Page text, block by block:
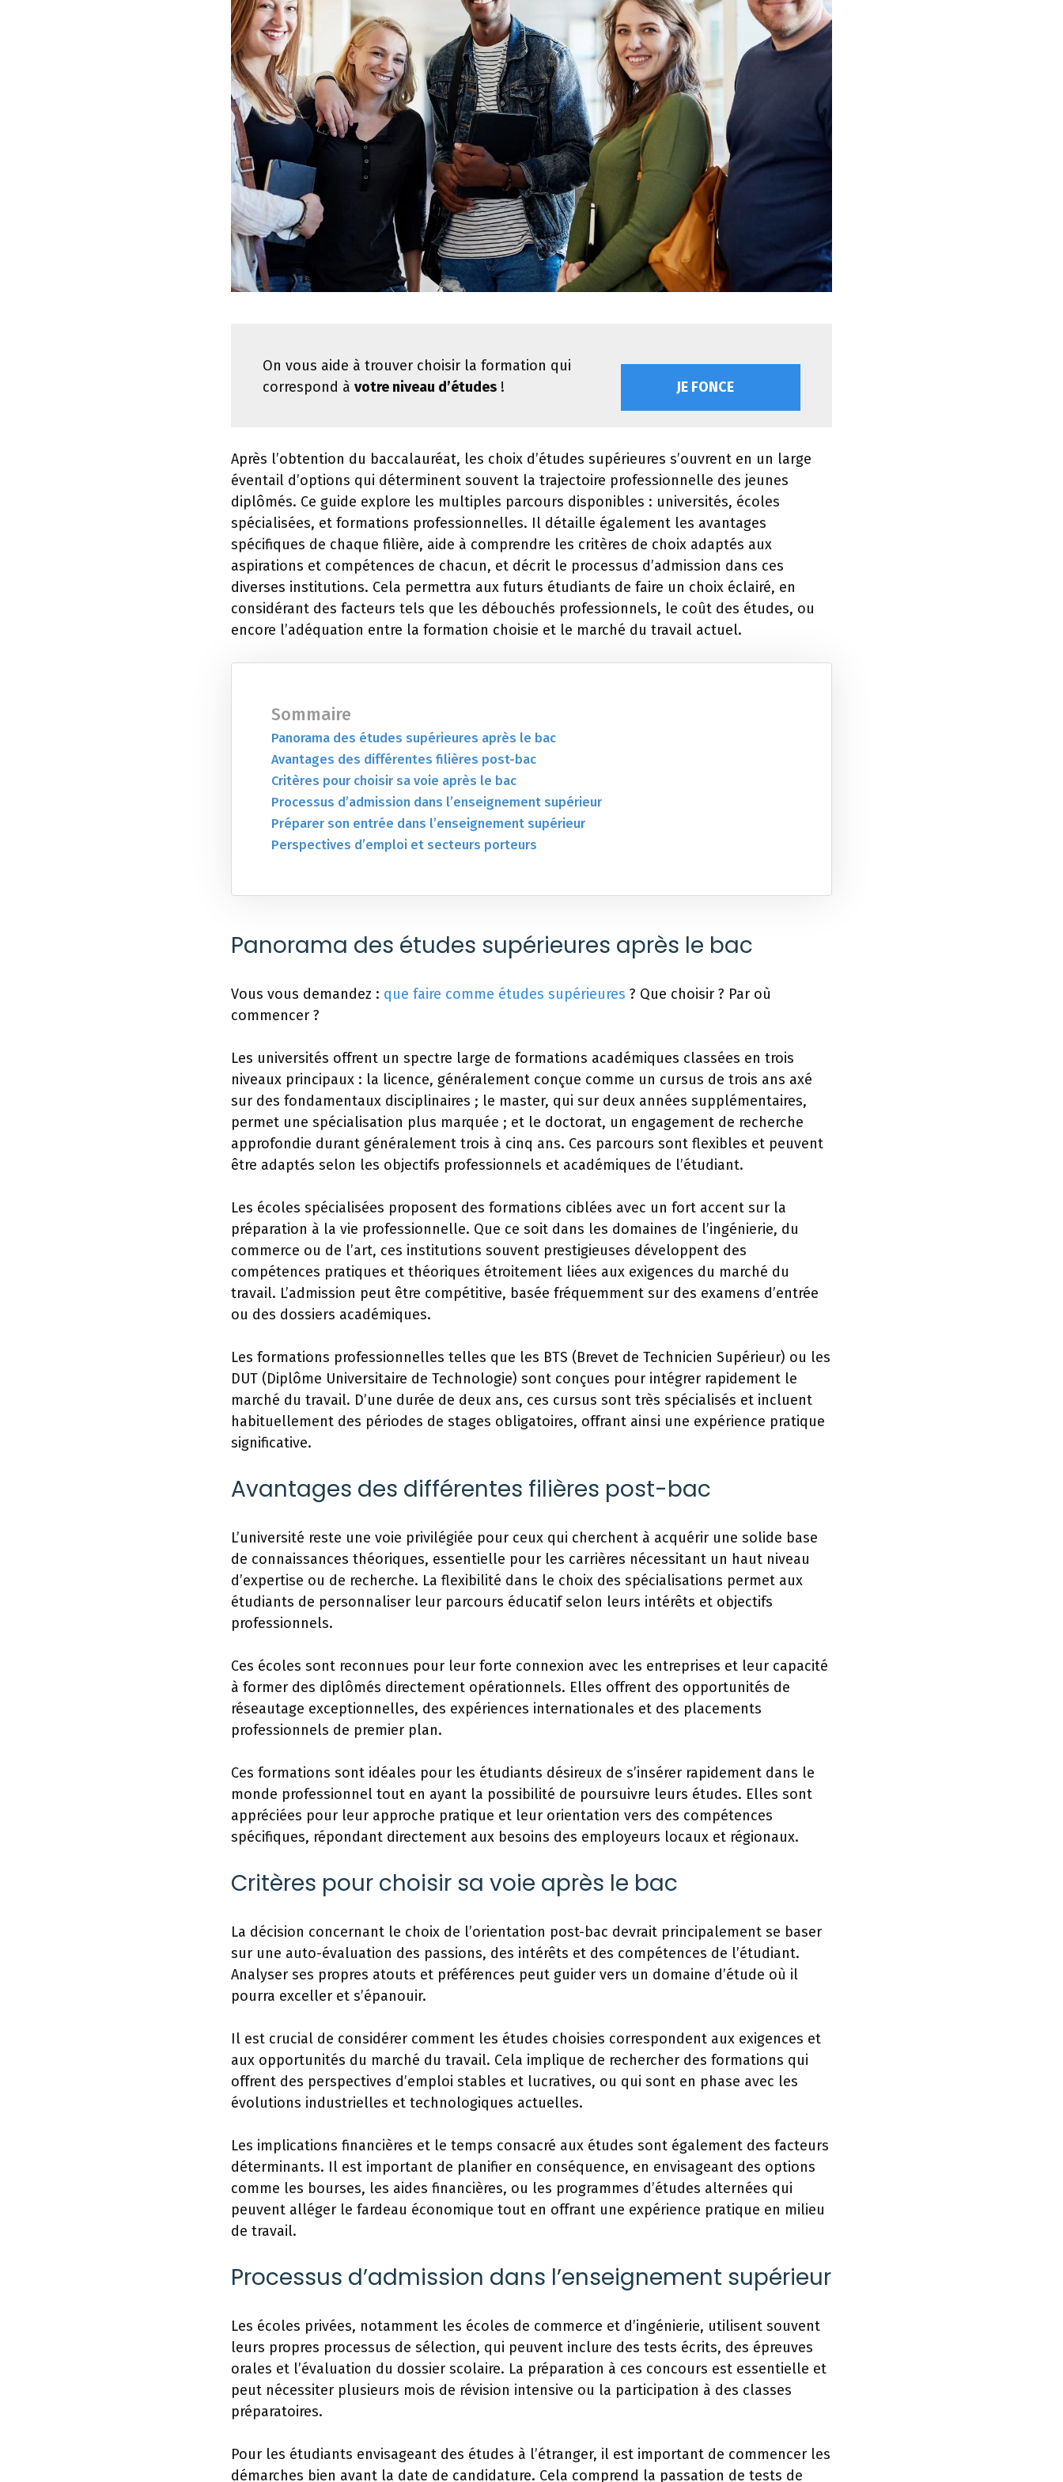
On vous aide à trouver choisir la formation qui
correspond à votre niveau d’études ! JE FONCE
Après l’obtention du baccalauréat, les choix d’études supérieures s’ouvrent en un large
éventail d’options qui déterminent souvent la trajectoire professionnelle des jeunes
diplômés. Ce guide explore les multiples parcours disponibles : universités, écoles
spécialisées, et formations professionnelles. Il détaille également les avantages
spécifiques de chaque filière, aide à comprendre les critères de choix adaptés aux
aspirations et compétences de chacun, et décrit le processus d’admission dans ces
diverses institutions. Cela permettra aux futurs étudiants de faire un choix éclairé, en
considérant des facteurs tels que les débouchés professionnels, le coût des études, ou
encore l’adéquation entre la formation choisie et le marché du travail actuel.
Sommaire
Panorama des études supérieures après le bac
Avantages des différentes filières post-bac
Critères pour choisir sa voie après le bac
Processus d’admission dans l’enseignement supérieur
Préparer son entrée dans l’enseignement supérieur
Perspectives d’emploi et secteurs porteurs
Panorama des études supérieures après le bac
Vous vous demandez : que faire comme études supérieures ? Que choisir ? Par où
commencer ?
Les universités offrent un spectre large de formations académiques classées en trois
niveaux principaux : la licence, généralement conçue comme un cursus de trois ans axé
sur des fondamentaux disciplinaires ; le master, qui sur deux années supplémentaires,
permet une spécialisation plus marquée ; et le doctorat, un engagement de recherche
approfondie durant généralement trois à cinq ans. Ces parcours sont flexibles et peuvent
être adaptés selon les objectifs professionnels et académiques de l’étudiant.
Les écoles spécialisées proposent des formations ciblées avec un fort accent sur la
préparation à la vie professionnelle. Que ce soit dans les domaines de l’ingénierie, du
commerce ou de l’art, ces institutions souvent prestigieuses développent des
compétences pratiques et théoriques étroitement liées aux exigences du marché du
travail. L’admission peut être compétitive, basée fréquemment sur des examens d’entrée
ou des dossiers académiques.
Les formations professionnelles telles que les BTS (Brevet de Technicien Supérieur) ou les
DUT (Diplôme Universitaire de Technologie) sont conçues pour intégrer rapidement le
marché du travail. D’une durée de deux ans, ces cursus sont très spécialisés et incluent
habituellement des périodes de stages obligatoires, offrant ainsi une expérience pratique
significative.
Avantages des différentes filières post-bac
L’université reste une voie privilégiée pour ceux qui cherchent à acquérir une solide base
de connaissances théoriques, essentielle pour les carrières nécessitant un haut niveau
d’expertise ou de recherche. La flexibilité dans le choix des spécialisations permet aux
étudiants de personnaliser leur parcours éducatif selon leurs intérêts et objectifs
professionnels.
Ces écoles sont reconnues pour leur forte connexion avec les entreprises et leur capacité
à former des diplômés directement opérationnels. Elles offrent des opportunités de
réseautage exceptionnelles, des expériences internationales et des placements
professionnels de premier plan.
Ces formations sont idéales pour les étudiants désireux de s’insérer rapidement dans le
monde professionnel tout en ayant la possibilité de poursuivre leurs études. Elles sont
appréciées pour leur approche pratique et leur orientation vers des compétences
spécifiques, répondant directement aux besoins des employeurs locaux et régionaux.
Critères pour choisir sa voie après le bac
La décision concernant le choix de l’orientation post-bac devrait principalement se baser
sur une auto-évaluation des passions, des intérêts et des compétences de l’étudiant.
Analyser ses propres atouts et préférences peut guider vers un domaine d’étude où il
pourra exceller et s’épanouir.
Il est crucial de considérer comment les études choisies correspondent aux exigences et
aux opportunités du marché du travail. Cela implique de rechercher des formations qui
offrent des perspectives d’emploi stables et lucratives, ou qui sont en phase avec les
évolutions industrielles et technologiques actuelles.
Les implications financières et le temps consacré aux études sont également des facteurs
déterminants. Il est important de planifier en conséquence, en envisageant des options
comme les bourses, les aides financières, ou les programmes d’études alternées qui
peuvent alléger le fardeau économique tout en offrant une expérience pratique en milieu
de travail.
Processus d’admission dans l’enseignement supérieur
Les écoles privées, notamment les écoles de commerce et d’ingénierie, utilisent souvent
leurs propres processus de sélection, qui peuvent inclure des tests écrits, des épreuves
orales et l’évaluation du dossier scolaire. La préparation à ces concours est essentielle et
peut nécessiter plusieurs mois de révision intensive ou la participation à des classes
préparatoires.
Pour les étudiants envisageant des études à l’étranger, il est important de commencer les
démarches bien avant la date de candidature. Cela comprend la passation de tests de